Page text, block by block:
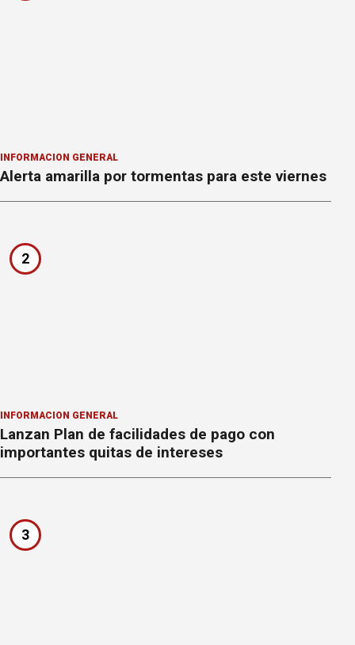
INFORMACION GENERAL
Alerta amarilla por tormentas para este viernes
2
INFORMACION GENERAL
Lanzan Plan de facilidades de pago con
importantes quitas de intereses
3